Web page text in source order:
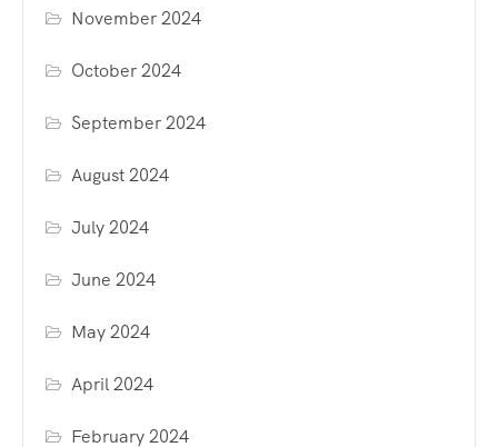
November 2024
October 2024
September 2024
August 2024
July 2024
June 2024
May 2024
April 2024
February 2024